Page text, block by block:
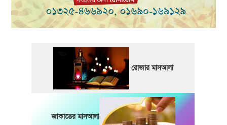
রোজার মাসআলা
জাকাতের মাসআলা